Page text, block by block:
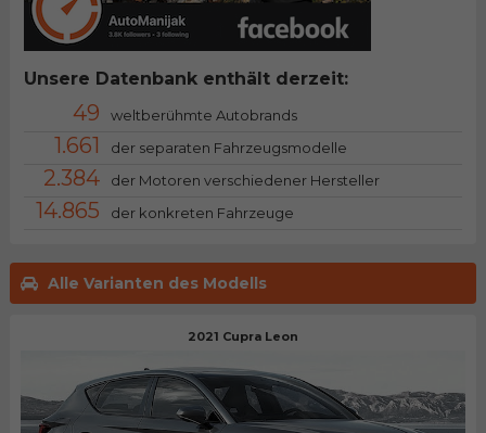
Alle Varianten des Modells
2021 Cupra Leon
Unsere Datenbank enthält derzeit:
49 weltberühmte Autobrands
1.661 der separaten Fahrzeugsmodelle
2.384 der Motoren verschiedener Hersteller
14.865 der konkreten Fahrzeuge